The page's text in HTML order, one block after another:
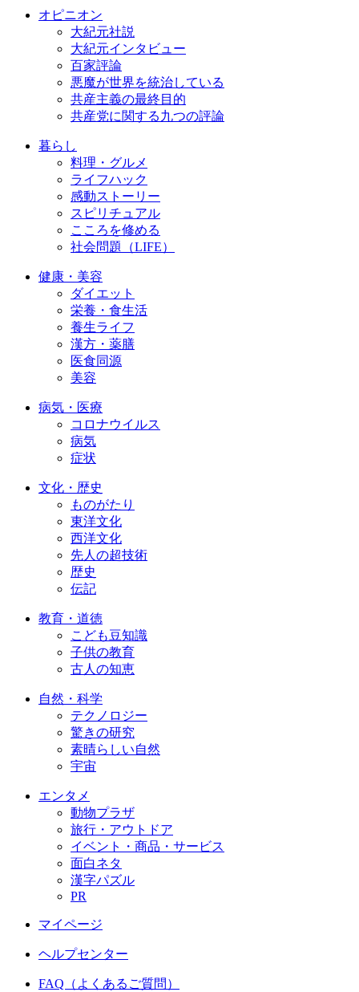
オピニオン
大紀元社説
大紀元インタビュー
百家評論
悪魔が世界を統治している
共産主義の最終目的
共産党に関する九つの評論
暮らし
料理・グルメ
ライフハック
感動ストーリー
スピリチュアル
こころを修める
社会問題（LIFE）
健康・美容
ダイエット
栄養・食生活
養生ライフ
漢方・薬膳
医食同源
美容
病気・医療
コロナウイルス
病気
症状
文化・歴史
ものがたり
東洋文化
西洋文化
先人の超技術
歴史
伝記
教育・道徳
こども豆知識
子供の教育
古人の知恵
自然・科学
テクノロジー
驚きの研究
素晴らしい自然
宇宙
エンタメ
動物プラザ
旅行・アウトドア
イベント・商品・サービス
面白ネタ
漢字パズル
PR
マイページ
ヘルプセンター
FAQ（よくあるご質問）